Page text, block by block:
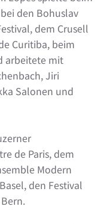
den Bohuslav
dem Crusell
Curitiba, beim
arbeitete mit
Jiri
Salonen und
de Paris, dem
Modern
den Festival